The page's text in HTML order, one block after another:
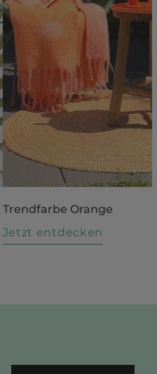
Trendfarbe Orange
Jetzt entdecken